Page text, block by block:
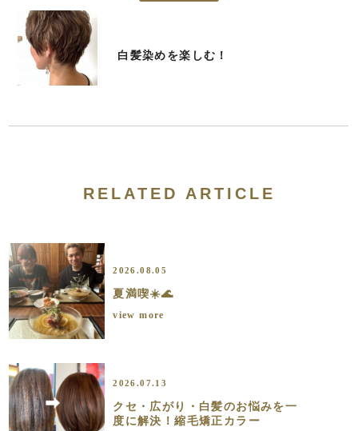
白髪染めを楽しむ！
RELATED ARTICLE
2026.08.05
夏満喫☀️🌊
view more
2026.07.13
クセ・広がり・白髪のお悩みを一
度に解決！縮毛矯正カラー